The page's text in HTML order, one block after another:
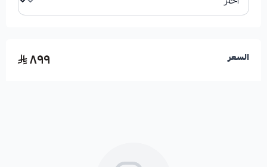
السعر ٨٩٩